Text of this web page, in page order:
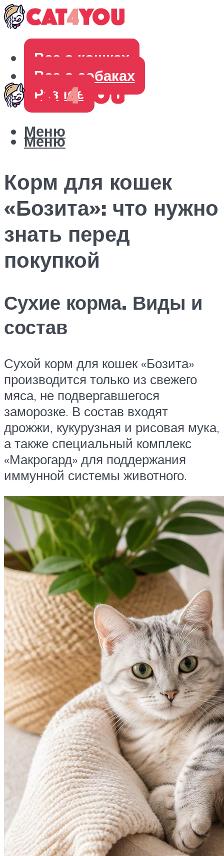
Все о кошках
Все о собаках
Разное
Меню
Меню
Корм для кошек
«Бозита»: что нужно
знать перед
покупкой
Сухие корма. Виды и
состав
Сухой корм для кошек «Бозита»
производится только из свежего
мяса, не подвергавшегося
заморозке. В состав входят
дрожжи, кукурузная и рисовая мука,
а также специальный комплекс
«Макрогард» для поддержания
иммунной системы животного.